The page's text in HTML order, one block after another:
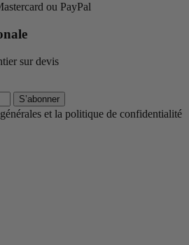
ou PayPal
sur devis
S’abonner
et la politique de confidentialité